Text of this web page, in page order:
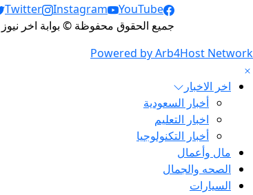
Social Links
Twitter Instagram
YouTube
جميع الحقوق محفوظة © بوابة اخر نيوز 2026
Powered by Arb4Host Network
اخر الاخبار
أخبار السعودية
اخبار التعليم
أخبار التكنولوجيا
مال وأعمال
الصحه والجمال
السيارات